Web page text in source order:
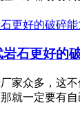
石更好的
家众多，这
就一定要有